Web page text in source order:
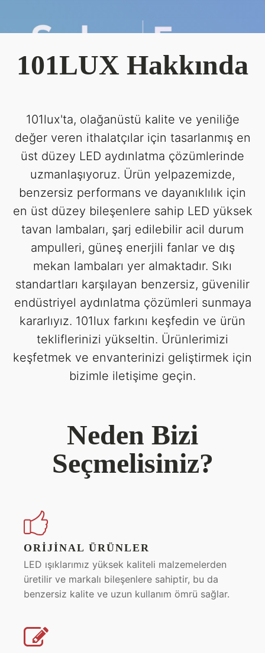
101LUX Hakkında
101lux'ta, olağanüstü kalite ve yeniliğe
değer veren ithalatçılar için tasarlanmış en
üst düzey LED aydınlatma çözümlerinde
uzmanlaşıyoruz. Ürün yelpazemizde,
benzersiz performans ve dayanıklılık için
en üst düzey bileşenlere sahip LED yüksek
tavan lambaları, şarj edilebilir acil durum
ampulleri, güneş enerjili fanlar ve dış
mekan lambaları yer almaktadır. Sıkı
standartları karşılayan benzersiz, güvenilir
endüstriyel aydınlatma çözümleri sunmaya
kararlıyız. 101lux farkını keşfedin ve ürün
tekliflerinizi yükseltin. Ürünlerimizi
keşfetmek ve envanterinizi geliştirmek için
bizimle iletişime geçin.
Neden Bizi
Seçmelisiniz?
ORIJINAL ÜRÜNLER
LED ışıklarımız yüksek kaliteli malzemelerden
üretilir ve markalı bileşenlere sahiptir, bu da
benzersiz kalite ve uzun kullanım ömrü sağlar.